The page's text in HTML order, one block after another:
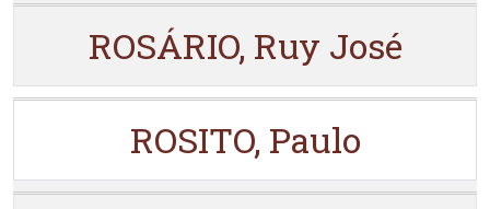
ROSÁRIO, Ruy José
ROSITO, Paulo